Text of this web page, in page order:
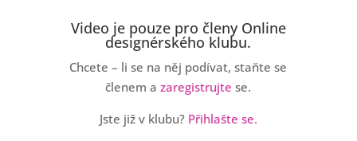
Video je pouze pro členy Online
designérského klubu.
Chcete – li se na něj podívat, staňte se
členem azaregistrujte se.
Jste již v klubu? Přihlašte se.